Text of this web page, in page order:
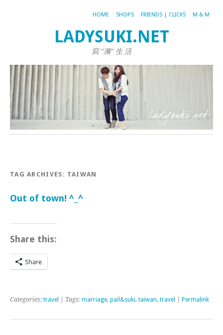
HOME SHOPS FRIENDS | CLICKS M & M
LADYSUKI.NET
寫 "漪" 生 活
TAG ARCHIVES: TAIWAN
Out of town! ^_^
Share this:
Share
Categories: travel | Tags: marriage, pail&suki, taiwan, travel Permalink